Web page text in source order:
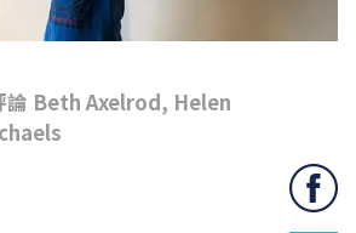
論 Beth Axelrod, Helen